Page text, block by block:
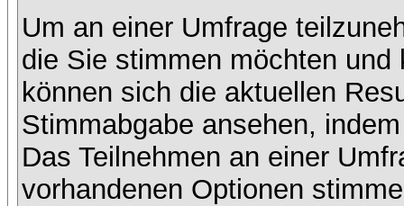
Um an einer Umfrage
die Sie stimmen möchten
können sich die aktuellen
Stimmabgabe ansehen,
Das Teilnehmen an einer
vorhandenen Optionen